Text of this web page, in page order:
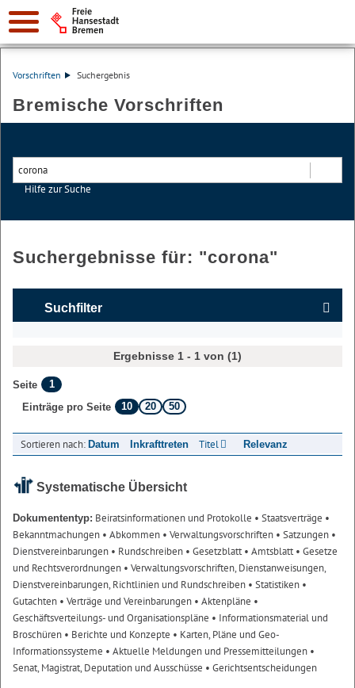
Vorschriften Suchergebnis
Bremische Vorschriften
Hilfe zur Suche
Suchergebnisse für: "corona"
Suchfilter
Ergebnisse 1 - 1 von (1)
Seite
1
Einträge pro Seite
10 20 50
Sortieren nach: Datum Inkrafttreten Titel Relevanz
Systematische Übersicht
Dokumententyp: Beiratsinformationen und Protokolle • Staatsverträge •
Bekanntmachungen • Abkommen • Verwaltungsvorschriften • Satzungen •
Dienstvereinbarungen • Rundschreiben • Gesetzblatt• Amtsblatt• Gesetze
und Rechtsverordnungen • Verwaltungsvorschriften, Dienstanweisungen,
Dienstvereinbarungen, Richtlinien und Rundschreiben • Statistiken •
Gutachten • Verträge und Vereinbarungen • Aktenpläne •
Geschäftsverteilungs- und Organisationspläne • Informationsmaterial und
Broschüren • Berichte und Konzepte • Karten, Pläne und Geo-
Informationssysteme • Aktuelle Meldungen und Pressemitteilungen •
Senat, Magistrat, Deputation und Ausschüsse • Gerichtsentscheidungen